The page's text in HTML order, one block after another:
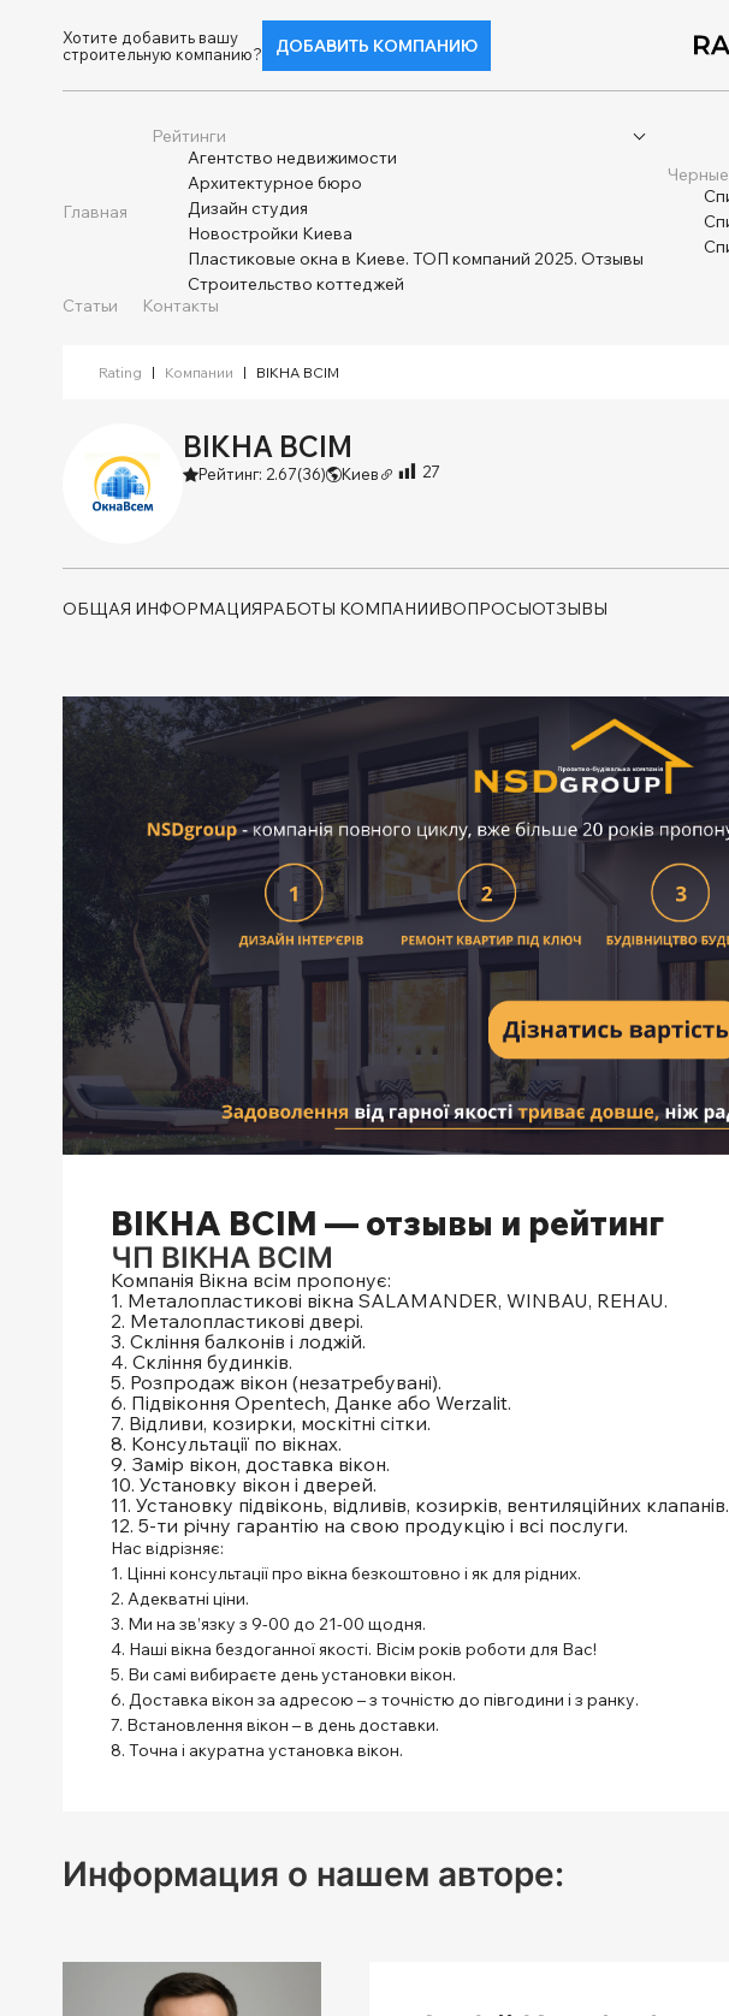
Хотите добавить вашу
строительную компанию?
ДОБАВИТЬ КОМПАНИЮ
Главная
Рейтинги
Агентство недвижимости
Архитектурное бюро
Дизайн студия
Новостройки Киева
Пластиковые окна в Киеве. ТОП компаний 2025. Отзывы
Строительство коттеджей
Статьи Контакты
Rating | Компании | ВІКНА ВСІМ
ВІКНА ВСІМ
Рейтинг: 2.67(36) Киев 27
ОБЩАЯ ИНФОРМАЦИЯРАБОТЫ КОМПАНИИВОПРОСЫОТЗЫВЫ
ВІКНА ВСІМ — отзывы и рейтинг
ЧП ВІКНА ВСІМ
Компанія Вікна всім пропонує:
1. Металопластикові вікна SALAMANDER, WINBAU, REHAU.
2. Металопластикові двері.
3. Скління балконів і лоджій.
4. Скління будинків.
5. Розпродаж вікон (незатребувані).
6. Підвіконня Opentech, Данке або Werzalit.
7. Відливи, козирки, москітні сітки.
8. Консультації по вікнах.
9. Замір вікон, доставка вікон.
10. Установку вікон і дверей.
11. Установку підвіконь, відливів, козирків, вентиляційних клапанів.
12. 5-ти річну гарантію на свою продукцію і всі послуги.
Нас відрізняє:
1. Цінні консультації про вікна безкоштовно і як для рідних.
2. Адекватні ціни.
3. Ми на зв’язку з 9-00 до 21-00 щодня.
4. Наші вікна бездоганної якості. Вісім років роботи для Вас!
5. Ви самі вибираєте день установки вікон.
6. Доставка вікон за адресою – з точністю до півгодини і з ранку.
7. Встановлення вікон – в день доставки.
8. Точна і акуратна установка вікон.
Информация о нашем авторе: